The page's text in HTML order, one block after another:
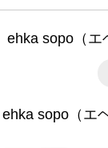
ehka sopo（エ
ehka sopo（エ